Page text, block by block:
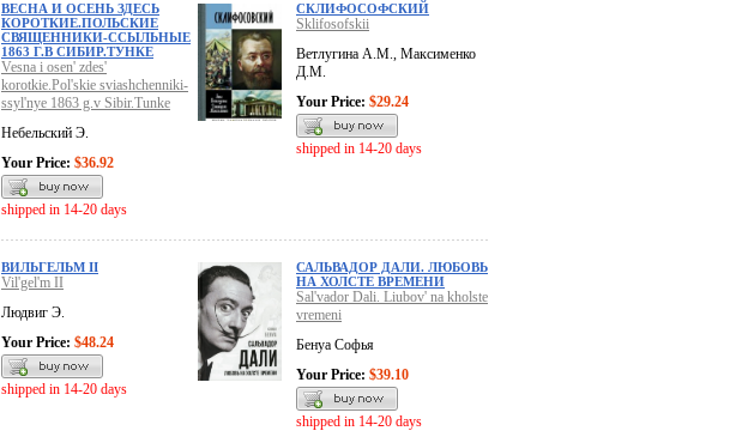
ВЕСНА И ОСЕНЬ ЗДЕСЬ
КОРОТКИЕ.ПОЛЬСКИЕ
СВЯЩЕННИКИ-ССЫЛЬНЫЕ
1863 Г.В СИБИР.ТУНКЕ
Vesna i osen' zdes'
korotkie.Pol'skie sviashchenniki-
ssyl'nye 1863 g.v Sibir.Tunke
Небельский Э.
Your Price: $36.92
shipped in 14-20 days
СКЛИФОСОФСКИЙ
Sklifosofskii
Ветлугина А.М., Максименко
Д.М.
Your Price: $29.24
shipped in 14-20 days
ВИЛЬГЕЛЬМ II
Vil'gel'm II
Людвиг Э.
Your Price: $48.24
shipped in 14-20 days
САЛЬВАДОР ДАЛИ. ЛЮБОВЬ
НА ХОЛСТЕ ВРЕМЕНИ
Sal'vador Dali. Liubov' na kholste
vremeni
Бенуа Софья
Your Price: $39.10
shipped in 14-20 days